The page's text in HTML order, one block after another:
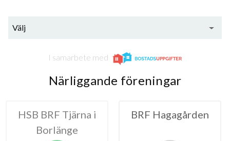
Välj
I samarbete med
Närliggande föreningar
Tjärna i
BRF Hagagården
HSB BRF